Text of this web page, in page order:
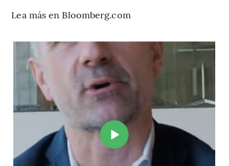
Lea más en Bloomberg.com